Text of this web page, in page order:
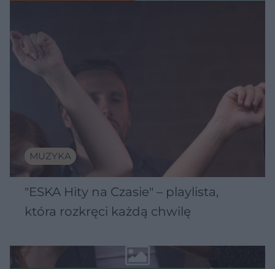
MUZYKA
"ESKA Hity na Czasie" – playlista,
która rozkręci każdą chwilę